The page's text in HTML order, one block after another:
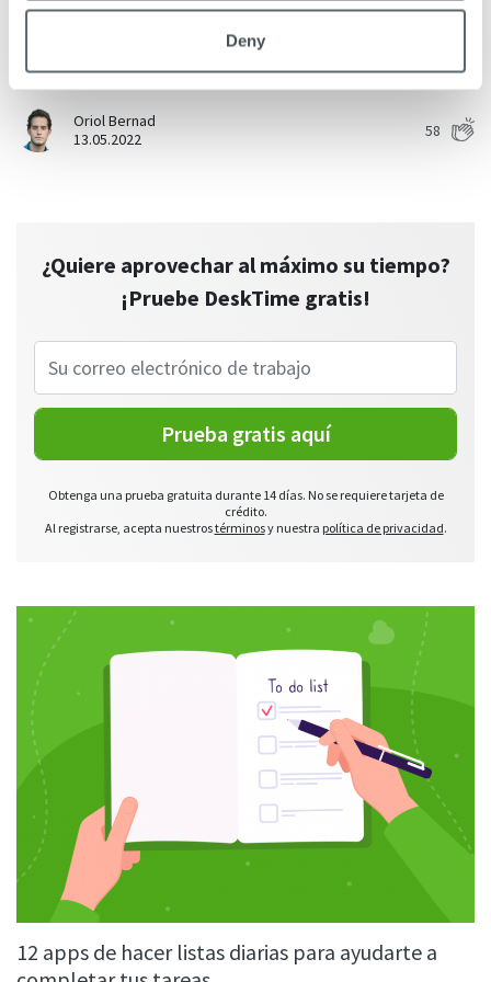
Deny
tareas, hábitos alimenticios, patrones de sueño, tiempos
Seguir leyendo
Oriol Bernad
13.05.2022
58
¿Quiere aprovechar al máximo su tiempo?
¡Pruebe DeskTime gratis!
Prueba gratis aquí
Obtenga una prueba gratuita durante 14 días. No se requiere tarjeta de
crédito.
Al registrarse, acepta nuestrostérminosy nuestra política de privacidad.
12 apps de hacer listas diarias para ayudarte a